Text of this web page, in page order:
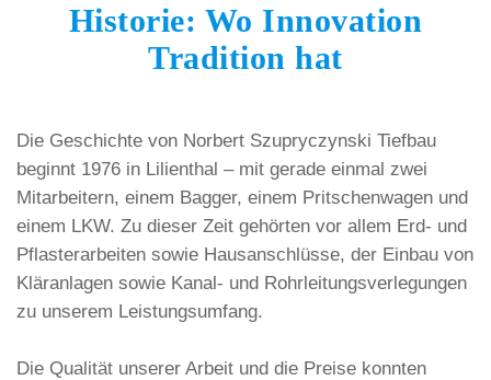
Historie: Wo Innovation
Tradition hat
Die Geschichte von Norbert Szupryczynski Tiefbau
beginnt 1976 in Lilienthal – mit gerade einmal zwei
Mitarbeitern, einem Bagger, einem Pritschenwagen und
einem LKW. Zu dieser Zeit gehörten vor allem Erd- und
Pflasterarbeiten sowie Hausanschlüsse, der Einbau von
Kläranlagen sowie Kanal- und Rohrleitungsverlegungen
zu unserem Leistungsumfang.
Die Qualität unserer Arbeit und die Preise konnten